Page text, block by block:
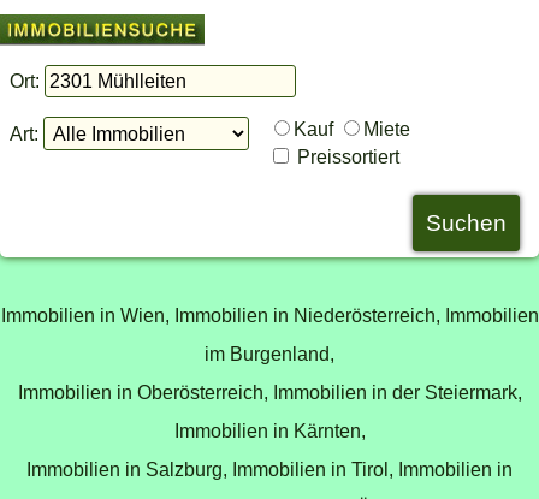
Ort:
Art: Kauf
Miete
Preissortiert
Immobilien in Wien, Immobilien in Niederösterreich, Immobilien
im Burgenland,
Immobilien in Oberösterreich, Immobilien in der Steiermark,
Immobilien in Kärnten,
Immobilien in Salzburg, Immobilien in Tirol, Immobilien in